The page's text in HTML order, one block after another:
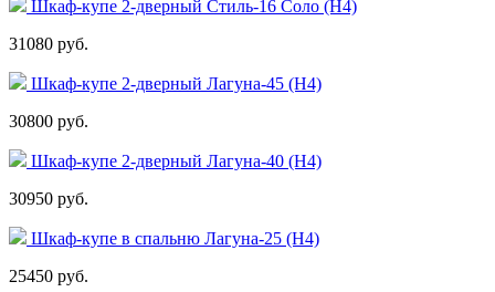
Шкаф-купе 2-дверный Стиль-16 Соло (Н4)
31080 руб.
Шкаф-купе 2-дверный Лагуна-45 (Н4)
30800 руб.
Шкаф-купе 2-дверный Лагуна-40 (Н4)
30950 руб.
Шкаф-купе в спальню Лагуна-25 (Н4)
25450 руб.